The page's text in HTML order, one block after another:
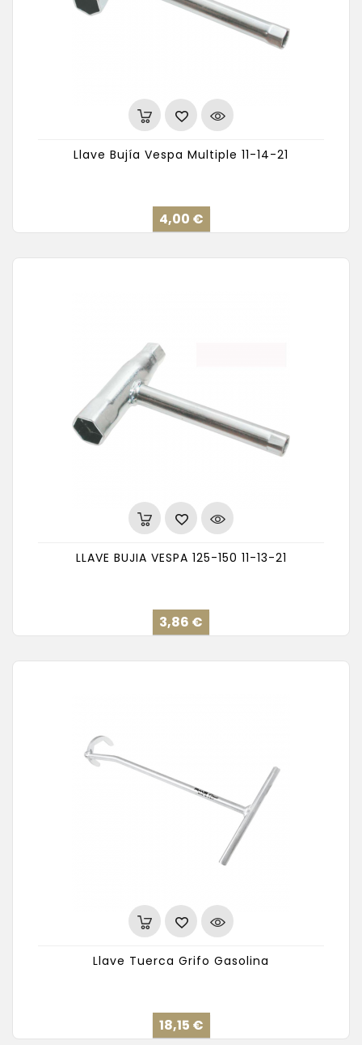
Llave Bujía Vespa Multiple 11-14-21
4,00 €
LLAVE BUJIA VESPA 125-150 11-13-21
3,86 €
Llave Tuerca Grifo Gasolina
18,15 €